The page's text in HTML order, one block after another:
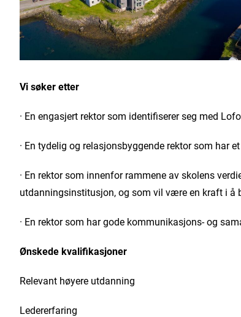
Vi søker etter
· En engasjert rektor som identifiserer seg med
· En tydelig og relasjonsbyggende rektor som har
· En rektor som innenfor rammene av skolens
utdanningsinstitusjon, og som vil være en kraft i å
· En rektor som har gode kommunikasjons- og
Ønskede kvalifikasjoner
Relevant høyere utdanning
Ledererfaring